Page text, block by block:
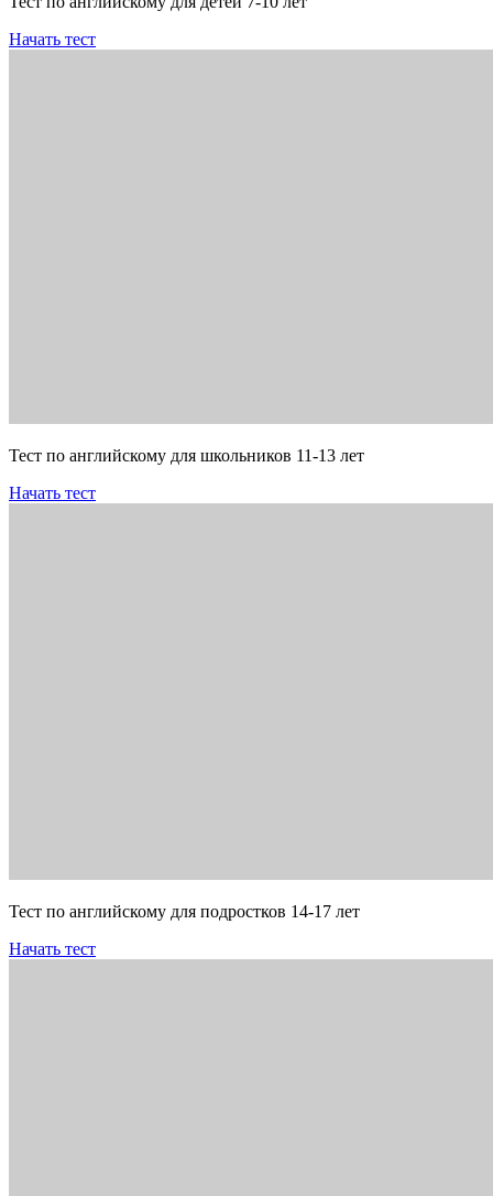
Начать тест
Тест по английскому для школьников 11-13 лет
Начать тест
Тест по английскому для подростков 14-17 лет
Начать тест